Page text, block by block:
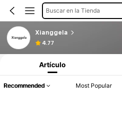
Buscar en la Tienda
Xianggela
4.77
Artículo
Recommended Most Popular